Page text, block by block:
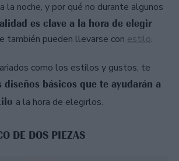
la noche, y por qué no durante algunos
es clave a la hora de elegir
también pueden llevarse con estilo.
como los estilos y gustos, te
diseños básicos que te ayudarán a
a la hora de elegirlos.
DE DOS PIEZAS